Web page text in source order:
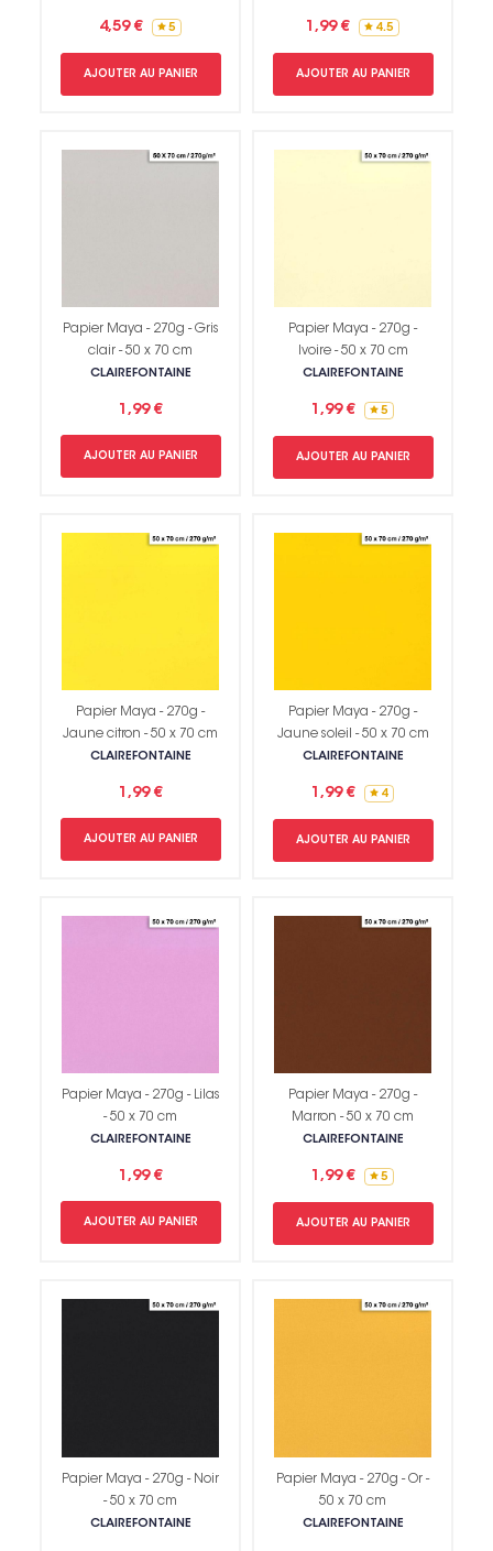
4,59 € 5
AJOUTER AU PANIER
1,99 € 4.5
AJOUTER AU PANIER
Papier Maya - 270g - Gris
clair - 50 x 70 cm
CLAIREFONTAINE
1,99 €
AJOUTER AU PANIER
Papier Maya - 270g -
Ivoire - 50 x 70 cm
CLAIREFONTAINE
1,99 € 5
AJOUTER AU PANIER
Papier Maya - 270g -
Jaune citron - 50 x 70 cm
CLAIREFONTAINE
1,99 €
AJOUTER AU PANIER
Papier Maya - 270g -
Jaune soleil - 50 x 70 cm
CLAIREFONTAINE
1,99 € 4
AJOUTER AU PANIER
Papier Maya - 270g - Lilas
- 50 x 70 cm
CLAIREFONTAINE
1,99 €
AJOUTER AU PANIER
Papier Maya - 270g -
Marron - 50 x 70 cm
CLAIREFONTAINE
1,99 € 5
AJOUTER AU PANIER
Papier Maya - 270g - Noir
- 50 x 70 cm
CLAIREFONTAINE
Papier Maya - 270g - Or -
50 x 70 cm
CLAIREFONTAINE